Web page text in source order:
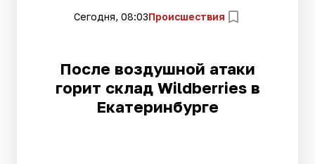
Сегодня, 08:03Происшествия
После воздушной атаки
горит склад Wildberries в
Екатеринбурге